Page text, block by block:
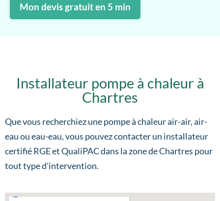
Mon devis gratuit en 5 min
Installateur pompe à chaleur à
Chartres
Que vous recherchiez une pompe à chaleur air-air, air-
eau ou eau-eau, vous pouvez contacter un installateur
certifié RGE et QualiPAC dans la zone de Chartres pour
tout type d'intervention.